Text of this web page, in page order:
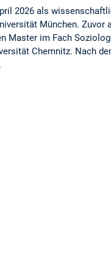
2026 als
München.
Master im Fach
Chemnitz. Nach